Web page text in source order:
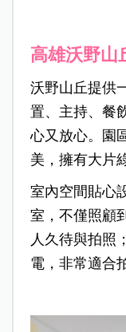
高雄沃野山
沃野山丘提供
置、主持、餐
心又放心。園
美，擁有大片
室內空間貼心
室，不僅照顧
人久待與拍照
電，非常適合